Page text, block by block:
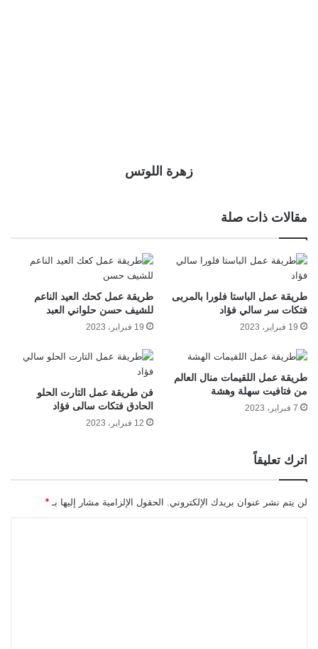
زهرة اللوتس
مقالات ذات صلة
طريقة عمل الباستا فلورا بالمربى
فتكات سر سالي فؤاد
19 فبراير، 2023
طريقة عمل كحك العيد الناعم
للشيف حسن حلواني العبد
19 فبراير، 2023
طريقة عمل اللقيمات منال العالم
من فتافيت سهلة وهشة
7 فبراير، 2023
فن طريقة عمل التارت الحلو
الحادق فتكات سالى فؤاد
12 فبراير، 2023
اترك تعليقاً
لن يتم نشر عنوان بريدك الإلكتروني. الحقول الإلزامية مشار إليها بـ *